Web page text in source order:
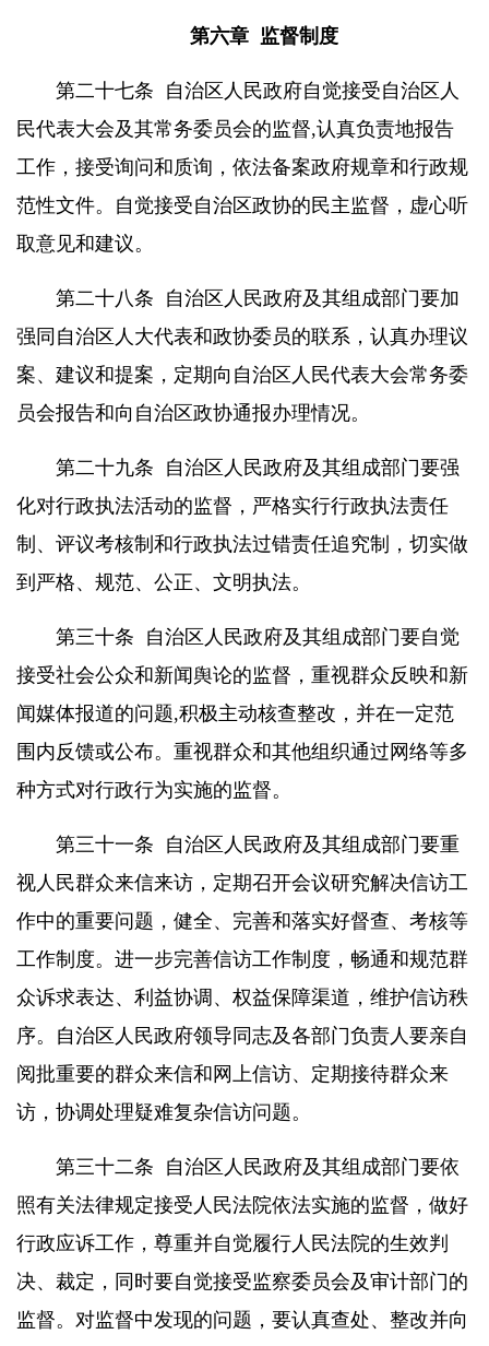
第六章 监督制度
第二十七条
自治区人民政府自觉接受自治区人
民代表大会及其常务委员会的监督,认真负责地报告
工作，接受询问和质询，依法备案政府规章和行政规
范性文件。自觉接受自治区政协的民主监督，虚心听
取意见和建议。
第二十八条
自治区人民政府及其组成部门要加
强同自治区人大代表和政协委员的联系，认真办理议
案、建议和提案，定期向自治区人民代表大会常务委
员会报告和向自治区政协通报办理情况。
第二十九条
自治区人民政府及其组成部门要强
化对行政执法活动的监督，严格实行行政执法责任
制、评议考核制和行政执法过错责任追究制，切实做
到严格、规范、公正、文明执法。
第三十条
自治区人民政府及其组成部门要自觉
接受社会公众和新闻舆论的监督，重视群众反映和新
闻媒体报道的问题,积极主动核查整改，并在一定范
围内反馈或公布。重视群众和其他组织通过网络等多
种方式对行政行为实施的监督。
第三十一条
自治区人民政府及其组成部门要重
视人民群众来信来访，定期召开会议研究解决信访工
作中的重要问题，健全、完善和落实好督查、考核等
工作制度。进一步完善信访工作制度，畅通和规范群
众诉求表达、利益协调、权益保障渠道，维护信访秩
序。自治区人民政府领导同志及各部门负责人要亲自
阅批重要的群众来信和网上信访、定期接待群众来
访，协调处理疑难复杂信访问题。
第三十二条
自治区人民政府及其组成部门要依
照有关法律规定接受人民法院依法实施的监督，做好
行政应诉工作，尊重并自觉履行人民法院的生效判
决、裁定，同时要自觉接受监察委员会及审计部门的
监督。对监督中发现的问题，要认真查处、整改并向